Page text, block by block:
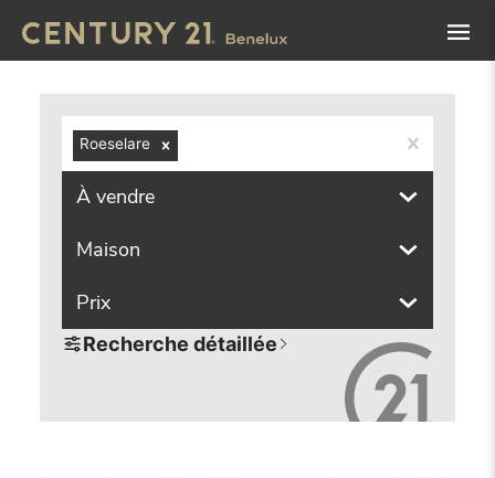
Roeselare
À vendre
Maison
Prix
Recherche détaillée